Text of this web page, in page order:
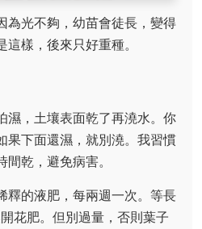
為光不夠，幼苗會徒長，變得
樣，後來只好重種。
濕，土壤表面乾了再澆水。你
果下面還濕，就別澆。我習慣
乾，避免病害。
釋的液肥，每兩週一次。等長
花肥。但別過量，否則葉子